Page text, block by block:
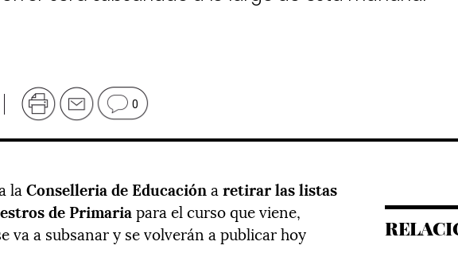
0
laConselleria de Educaciónaretirar las listas
de Primariapara el curso que viene,
va a subsanar y se volverán a publicar hoy